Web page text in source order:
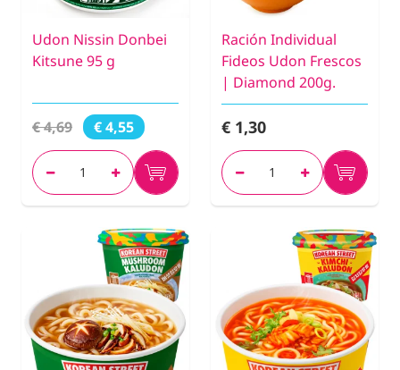
Udon Nissin Donbei
Kitsune 95 g
€ 4,69 € 4,55
Ración Individual
Fideos Udon Frescos
| Diamond 200g.
€ 1,30